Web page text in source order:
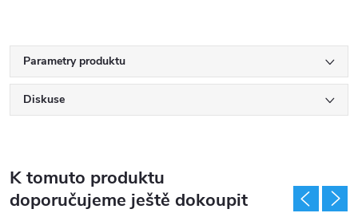
Parametry produktu
Diskuse
K tomuto produktu
doporučujeme ještě dokoupit